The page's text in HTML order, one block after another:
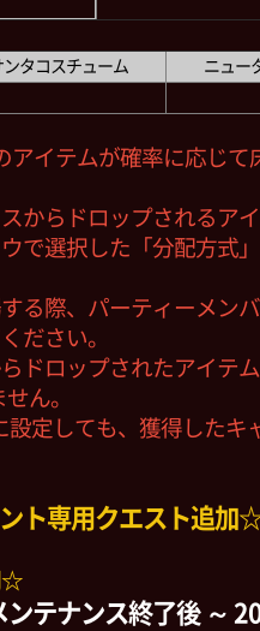
タコスチューム ニュー
イテムが確率に応じて
からドロップされるア
で選択した「分配方式
る際、パーティーメン
ださい。
ドロップされたアイテ
ん。
設定しても、獲得したキ
ト専用クエスト追加
☆
テナンス終了後 ～